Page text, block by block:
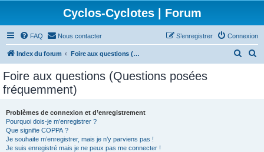
Cyclos-Cyclotes | Forum
FAQ Nous contacter Connexion
S’enregistrer
Index du forum Foire aux questions (Questions posées fréquemment)
Foire aux questions (Questions posées
fréquemment)
Problèmes de connexion et d’enregistrement
Pourquoi dois-je m’enregistrer ?
Que signifie COPPA ?
Je souhaite m’enregistrer, mais je n’y parviens pas !
Je suis enregistré mais je ne peux pas me connecter !